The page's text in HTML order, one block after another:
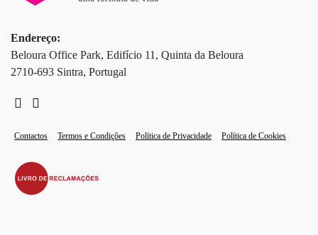
Endereço:
Beloura Office Park, Edifício 11, Quinta da Beloura
2710-693 Sintra, Portugal
Contactos Termos e Condições Política de Privacidade Política de Cookies